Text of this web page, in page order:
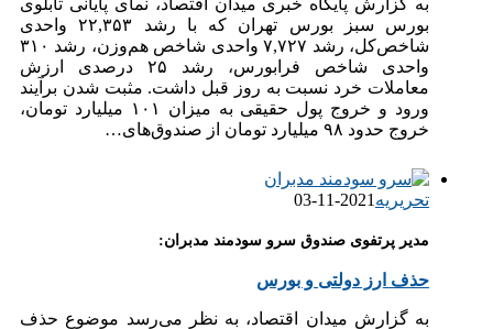
به گزارش پایگاه خبری میدان اقتصاد، نمای پایانی تابلوی
بورس سبز بورس تهران که با رشد ۲۲,۳۵۳ واحدی
شاخص‌کل، رشد ۷,۷۲۷ واحدی شاخص هم‌وزن، رشد ۳۱۰
واحدی شاخص فرابورس، رشد ۲۵ درصدی ارزش
معاملات خرد نسبت به روز قبل داشت. مثبت شدن برآیند
ورود و خروج پول حقیقی به میزان ۱۰۱ میلیارد تومان،
خروج حدود ۹۸ میلیارد تومان از صندوق‌های…
تحریریه 2021-11-03
مدیر پرتفوی صندوق سرو سودمند مدبران:
حذف ارز دولتی و بورس
به گزارش میدان اقتصاد، به نظر می‌رسد موضوع حذف